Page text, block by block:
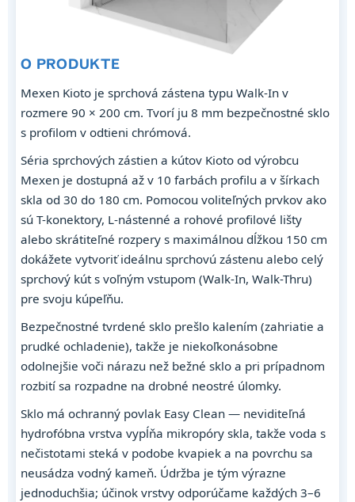
O PRODUKTE
Mexen Kioto je sprchová zástena typu Walk-In v
rozmere 90 × 200 cm. Tvorí ju 8 mm bezpečnostné sklo
s profilom v odtieni chrómová.
Séria sprchových zástien a kútov Kioto od výrobcu
Mexen je dostupná až v 10 farbách profilu a v šírkach
skla od 30 do 180 cm. Pomocou voliteľných prvkov ako
sú T-konektory, L-nástenné a rohové profilové lišty
alebo skrátiteľné rozpery s maximálnou dĺžkou 150 cm
dokážete vytvoriť ideálnu sprchovú zástenu alebo celý
sprchový kút s voľným vstupom (Walk-In, Walk-Thru)
pre svoju kúpeľňu.
Bezpečnostné tvrdené sklo prešlo kalením (zahriatie a
prudké ochladenie), takže je niekoľkonásobne
odolnejšie voči nárazu než bežné sklo a pri prípadnom
rozbití sa rozpadne na drobné neostré úlomky.
Sklo má ochranný povlak Easy Clean — neviditeľná
hydrofóbna vrstva vypĺňa mikropóry skla, takže voda s
nečistotami steká v podobe kvapiek a na povrchu sa
neusádza vodný kameň. Údržba je tým výrazne
jednoduchšia; účinok vrstvy odporúčame každých 3–6